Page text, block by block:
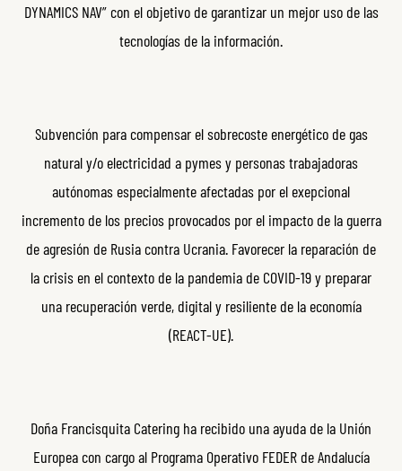
DYNAMICS NAV” con el objetivo de garantizar un mejor uso de las
tecnologías de la información.
Subvención para compensar el sobrecoste energético de gas
natural y/o electricidad a pymes y personas trabajadoras
autónomas especialmente afectadas por el exepcional
incremento de los precios provocados por el impacto de la guerra
de agresión de Rusia contra Ucrania. Favorecer la reparación de
la crisis en el contexto de la pandemia de COVID-19 y preparar
una recuperación verde, digital y resiliente de la economía
(REACT-UE).
Doña Francisquita Catering ha recibido una ayuda de la Unión
Europea con cargo al Programa Operativo FEDER de Andalucía